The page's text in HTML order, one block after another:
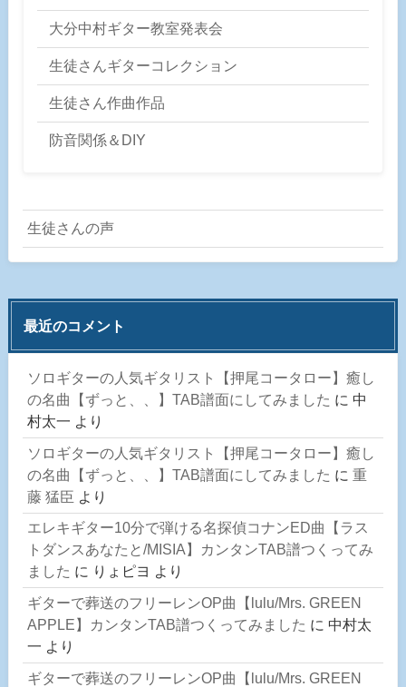
大分中村ギター教室発表会
生徒さんギターコレクション
生徒さん作曲作品
防音関係＆DIY
生徒さんの声
最近のコメント
ソロギターの人気ギタリスト【押尾コータロー】癒し
の名曲【ずっと、、】TAB譜面にしてみました に 中
村太一 より
ソロギターの人気ギタリスト【押尾コータロー】癒し
の名曲【ずっと、、】TAB譜面にしてみました に 重
藤 猛臣 より
エレキギター10分で弾ける名探偵コナンED曲【ラス
トダンスあなたと/MISIA】カンタンTAB譜つくってみ
ました に りょピヨ より
ギターで葬送のフリーレンOP曲【lulu/Mrs. GREEN
APPLE】カンタンTAB譜つくってみました に 中村太
一 より
ギターで葬送のフリーレンOP曲【lulu/Mrs. GREEN